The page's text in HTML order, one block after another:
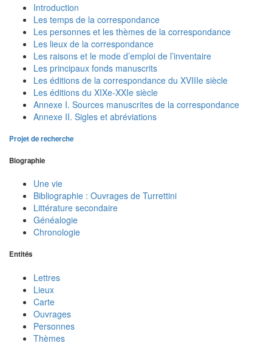
Introduction
Les temps de la correspondance
Les personnes et les thèmes de la correspondance
Les lieux de la correspondance
Les raisons et le mode d’emploi de l’inventaire
Les principaux fonds manuscrits
Les éditions de la correspondance du XVIIIe siècle
Les éditions du XIXe-XXIe siècle
Annexe I. Sources manuscrites de la correspondance
Annexe II. Sigles et abréviations
Projet de recherche
Biographie
Une vie
Bibliographie : Ouvrages de Turrettini
Littérature secondaire
Généalogie
Chronologie
Entités
Lettres
Lieux
Carte
Ouvrages
Personnes
Thèmes